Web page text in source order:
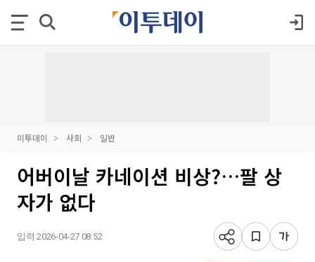
이투데이 사회 일반
어버이날 카네이션 비상?…팔 상
자가 없다
입력 2026-04-27 08:52